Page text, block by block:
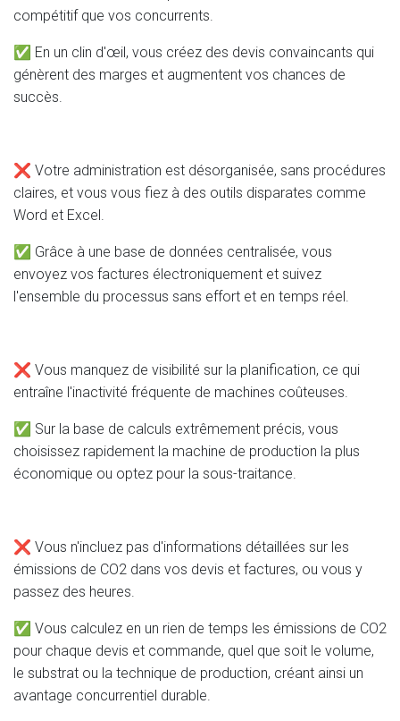
compétitif que vos concurrents.
✅ En un clin d'œil, vous créez des devis convaincants qui
génèrent des marges et augmentent vos chances de
succès.
❌ Votre administration est désorganisée, sans procédures
claires, et vous vous fiez à des outils disparates comme
Word et Excel.
✅ Grâce à une base de données centralisée, vous
envoyez vos factures électroniquement et suivez
l'ensemble du processus sans effort et en temps réel.
❌ Vous manquez de visibilité sur la planification, ce qui
entraîne l'inactivité fréquente de machines coûteuses.
✅ Sur la base de calculs extrêmement précis, vous
choisissez rapidement la machine de production la plus
économique ou optez pour la sous-traitance.
❌ Vous n'incluez pas d'informations détaillées sur les
émissions de CO2 dans vos devis et factures, ou vous y
passez des heures.
✅ Vous calculez en un rien de temps les émissions de CO2
pour chaque devis et commande, quel que soit le volume,
le substrat ou la technique de production, créant ainsi un
avantage concurrentiel durable.